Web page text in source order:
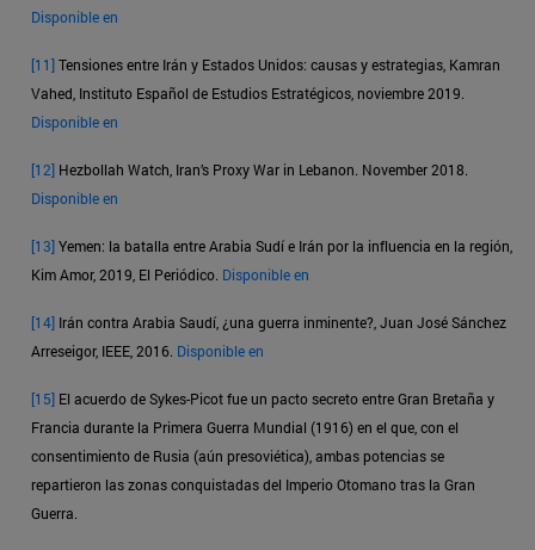
Disponible en
[11]Tensiones entre Irán y Estados Unidos: causas y estrategias, Kamran
Vahed, Instituto Español de Estudios Estratégicos, noviembre 2019.
Disponible en
[12] Hezbollah Watch, Iran’s Proxy War in Lebanon. November 2018.
Disponible en
[13]Yemen: la batalla entre Arabia Sudí e Irán por la influencia en la región,
Kim Amor, 2019, El Periódico. Disponible en
[14] Irán contra Arabia Saudí, ¿una guerra inminente?, Juan José Sánchez
Arreseigor, IEEE, 2016. Disponible en
[15] El acuerdo de Sykes-Picot fue un pacto secreto entre Gran Bretaña y
Francia durante la Primera Guerra Mundial (1916) en el que, con el
consentimiento de Rusia (aún presoviética), ambas potencias se
repartieron las zonas conquistadas del Imperio Otomano tras la Gran
Guerra.